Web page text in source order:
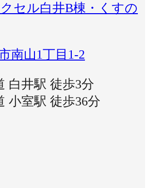
セル白井B棟・くすの
南山1丁目1-2
白井駅 徒歩3分
小室駅 徒歩36分